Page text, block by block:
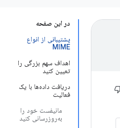
در این صفحه
پشتیبانی از انواع
MIME
اهداف سهم بزرگی را
تعیین کنید
دریافت داده‌ها با یک
فعالیت
مانیفست خود را
به‌روزرسانی کنید